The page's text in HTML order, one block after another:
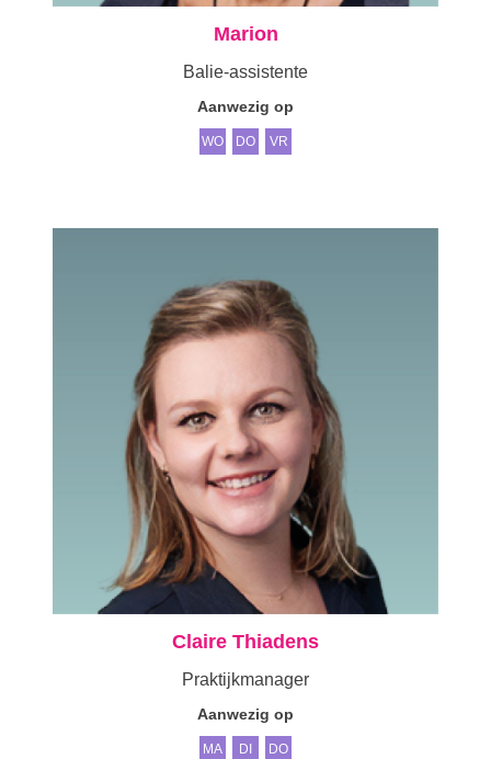
Marion
Balie-assistente
Aanwezig op
WO DO VR
Claire Thiadens
Praktijkmanager
Aanwezig op
MA DI DO